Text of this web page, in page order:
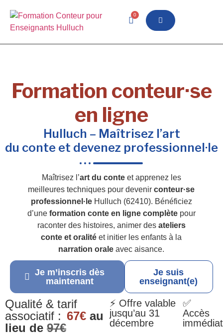
0
Formation conteur·se
en ligne
Hulluch – Maîtrisez l’art
du conte et devenez professionnel·le
Maîtrisez l’art du conteet apprenez les
meilleures techniques pour devenirconteur·se
professionnel·leHulluch (62410). Bénéficiez
d’une formation conte en ligne complètepour
raconter des histoires, animer des ateliers
conte et oralité et initier les enfants à la
narration orale avec aisance.
Je m’inscris dès
maintenant
Je suis
enseignant(e)
Qualité & tarif
associatif : 67€ au
lieu de 97€
⚡ Offre valable
jusqu’au 31
décembre
✅
Accès
immédiat